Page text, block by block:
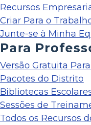
Recursos
Criar Para o
Junte-se à Minha
Para
Versão Gratuita
Pacotes do Distrito
Bibliotecas
Sessões de
Todos os Recursos